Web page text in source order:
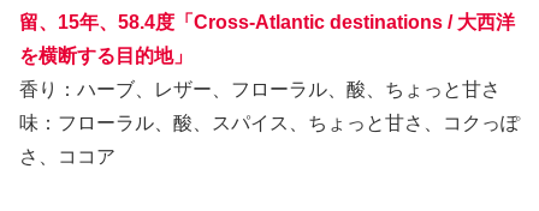
留、15年、58.4度「Cross-Atlantic destinations / 大西洋
を横断する目的地」
香り：ハーブ、レザー、フローラル、酸、ちょっと甘さ
味：フローラル、酸、スパイス、ちょっと甘さ、コクっぽ
さ、ココア